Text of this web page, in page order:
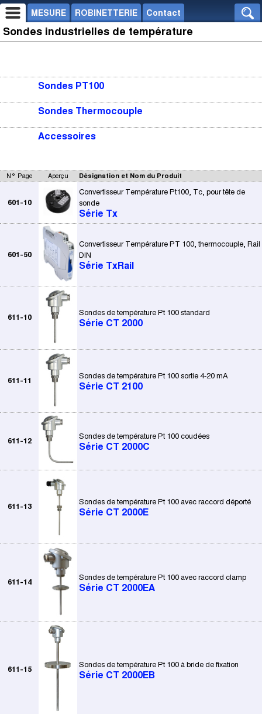
MESURE ROBINETTERIE Contact
Sondes industrielles de température
Sondes PT100
Sondes Thermocouple
Accessoires
N° Page Aperçu Désignation et Nom du Produit
601-10
Convertisseur Température Pt100, Tc, pour tête de
sonde
Série Tx
601-50
Convertisseur Température PT 100, thermocouple, Rail
DIN
Série TxRail
611-10
Sondes de température Pt 100 standard
Série CT 2000
611-11
Sondes de température Pt 100 sortie 4-20 mA
Série CT 2100
611-12
Sondes de température Pt 100 coudées
Série CT 2000C
611-13
Sondes de température Pt 100 avec raccord déporté
Série CT 2000E
611-14
Sondes de température Pt 100 avec raccord clamp
Série CT 2000EA
611-15
Sondes de température Pt 100 à bride de fixation
Série CT 2000EB